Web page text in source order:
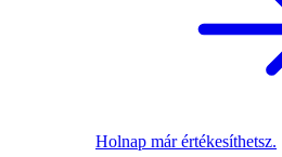
Holnap már értékesíthetsz.